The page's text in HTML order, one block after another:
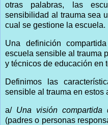
otras palabras, las
sensibilidad al trauma sea
cual se gestione la escuela.
Una definición
escuela sensible al trauma
y técnicos de educación en
Definimos las
sensible al trauma en estos
a/ Una visión
(padres o personas